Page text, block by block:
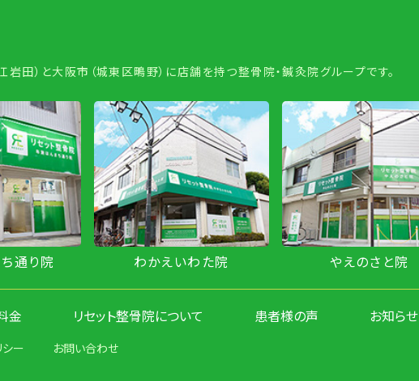
岩田）と大阪市（城東区鴫野）に店舗を持つ整骨院・鍼灸院グループです。
通り院 わかえいわた院 やえのさと院
金 リセット整骨院について 患者様の声 お知らせ
ー お問い合わせ